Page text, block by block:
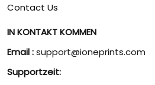
Contact Us
IN KONTAKT KOMMEN
Email :support@ioneprints.com
Supportzeit: